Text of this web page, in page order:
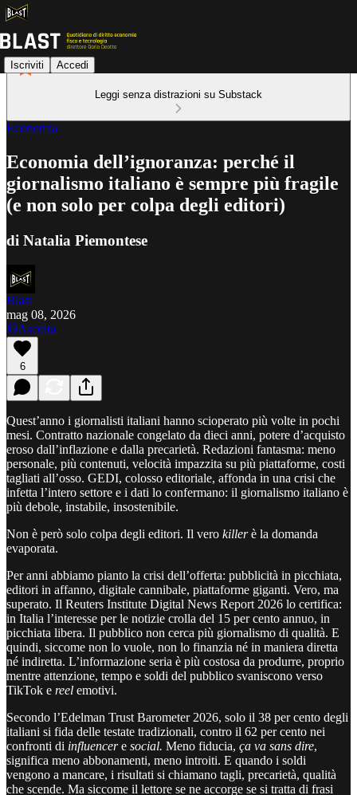
Iscriviti Accedi
Leggi senza distrazioni su Substack
Economia
Economia dell’ignoranza: perché il
giornalismo italiano è sempre più fragile
(e non solo per colpa degli editori)
di Natalia Piemontese
Blast
mag 08, 2026
Ascolta
6
Quest’anno i giornalisti italiani hanno scioperato più volte in pochi
mesi. Contratto nazionale congelato da dieci anni, potere d’acquisto
eroso dall’inflazione e dalla precarietà. Redazioni fantasma: meno
personale, più contenuti, velocità impazzita su più piattaforme, costi
tagliati all’osso. GEDI, colosso editoriale, affonda in una crisi che
infetta l’intero settore e i dati lo confermano: il giornalismo italiano è
più debole, instabile, insostenibile.
Non è però solo colpa degli editori. Il vero killerè la domanda
evaporata.
Per anni abbiamo pianto la crisi dell’offerta: pubblicità in picchiata,
editori in affanno, digitale cannibale, piattaforme giganti. Vero, ma
superato. Il Reuters Institute Digital News Report 2026 lo certifica:
in Italia l’interesse per le notizie crolla del 15 per cento annuo, in
picchiata libera. Il pubblico non cerca più giornalismo di qualità. E
quindi, siccome non lo vuole, non lo finanzia né in maniera diretta
né indiretta. L’informazione seria è più costosa da produrre, proprio
mentre attenzione, tempo e soldi del pubblico svaniscono verso
TikTok e reel emotivi.
Secondo l’Edelman Trust Barometer 2026, solo il 38 per cento degli
italiani si fida delle testate tradizionali, contro il 62 per cento nei
confronti di influencere social. Meno fiducia, ça va sans dire,
significa meno abbonamenti, meno introiti. E quando i soldi
vengono a mancare, i risultati si chiamano tagli, precarietà, qualità
che scende. Ma siccome il lettore se ne accorge se si tratta di frasi